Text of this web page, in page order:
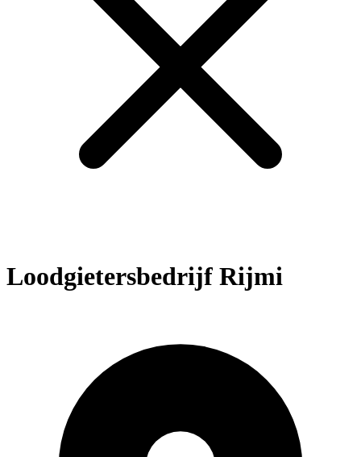
Loodgietersbedrijf Rijmi